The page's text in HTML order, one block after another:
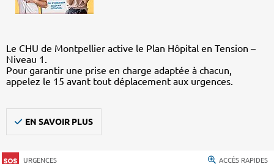
Le CHU de Montpellier active le Plan Hôpital en Tension –
Niveau 1.
Pour garantir une prise en charge adaptée à chacun,
appelez le 15 avant tout déplacement aux urgences.
EN SAVOIR PLUS
URGENCES ACCÈS RAPIDES